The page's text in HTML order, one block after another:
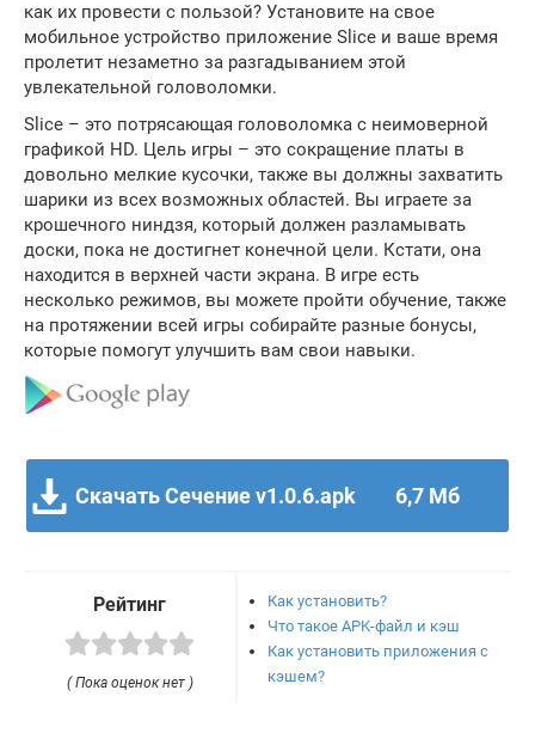
как их провести с пользой? Установите на свое
мобильное устройство приложение Slice и ваше время
пролетит незаметно за разгадыванием этой
увлекательной головоломки.
Slice – это потрясающая головоломка с неимоверной
графикой HD. Цель игры – это сокращение платы в
довольно мелкие кусочки, также вы должны захватить
шарики из всех возможных областей. Вы играете за
крошечного ниндзя, который должен разламывать
доски, пока не достигнет конечной цели. Кстати, она
находится в верхней части экрана. В игре есть
несколько режимов, вы можете пройти обучение, также
на протяжении всей игры собирайте разные бонусы,
которые помогут улучшить вам свои навыки.
Скачать Сечение v1.0.6.apk 6,7 Мб
Рейтинг
( Пока оценок нет )
Как установить?
Что такое APK-файл и кэш
Как установить приложения с
кэшем?